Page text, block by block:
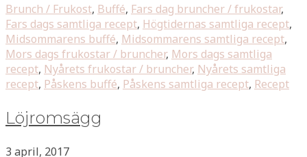
Brunch / Frukost, Buffé, Fars dag bruncher / frukostar,
Fars dags samtliga recept, Högtidernas samtliga recept,
Midsommarens buffé, Midsommarens samtliga recept,
Mors dags frukostar / bruncher, Mors dags samtliga
recept, Nyårets frukostar / bruncher, Nyårets samtliga
recept, Påskens buffé, Påskens samtliga recept, Recept
Löjromsägg
3 april, 2017